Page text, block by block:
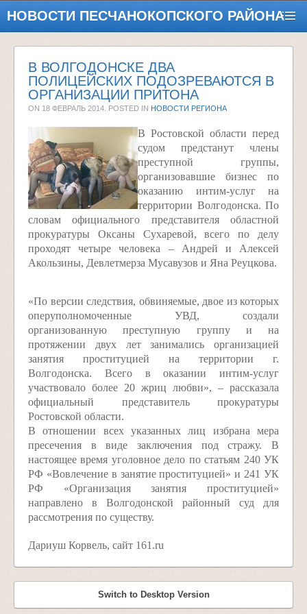
НОВОСТИ ПЕСЧАНОКОПСКОГО РАЙОНА
В ВОЛГОДОНСКЕ ДВА
ПОЛИЦЕЙСКИХ ПОДОЗРЕВАЮТСЯ В
ОРГАНИЗАЦИИ ПРИТОНА
ON 18 ФЕВРАЛЬ 2014 . POSTED IN НОВОСТИ РЕГИОНА
В Ростовской области перед
судом предстанут члены
преступной группы,
организовавшие бизнес по
оказанию интим-услуг на
территории Волгодонска. По
словам официального представителя областной
прокуратуры Оксаны Сухаревой, всего по делу
проходят четыре человека – Андрей и Алексей
Акользины, Девлетмерза Мусавузов и Яна Реуцкова.
«По версии следствия, обвиняемые, двое из которых
оперуполномоченные УВД, создали
организованную преступную группу и на
протяжении двух лет занимались организацией
занятия проституцией на территории г.
Волгодонска. Всего в оказании интим-услуг
участвовало более 20 жриц любви», – рассказала
официальный представитель прокуратуры
Ростовской области.
В отношении всех указанных лиц избрана мера
пресечения в виде заключения под стражу. В
настоящее время уголовное дело по статьям 240 УК
РФ «Вовлечение в занятие проституцией» и 241 УК
РФ «Организация занятия проституцией»
направлено в Волгодонской районный суд для
рассмотрения по существу.
Дариуш Корвель, сайт 161.ru
Switch to Desktop Version